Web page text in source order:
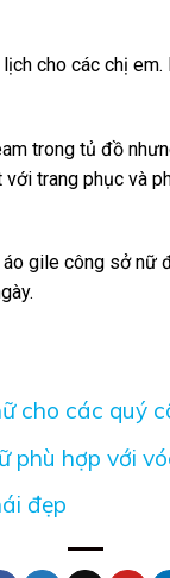
cho các chị
trong tủ đồ
trang phục và
áo gile công sở nữ
cho các quý
phù hợp với
đẹp